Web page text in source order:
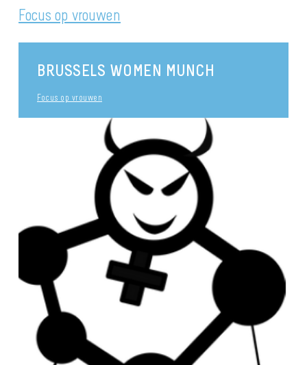
Focus op vrouwen
BRUSSELS WOMEN MUNCH
Focus op vrouwen